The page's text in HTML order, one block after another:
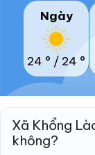
Ngày
24 ° / 24 °
Xã Khổng
không?